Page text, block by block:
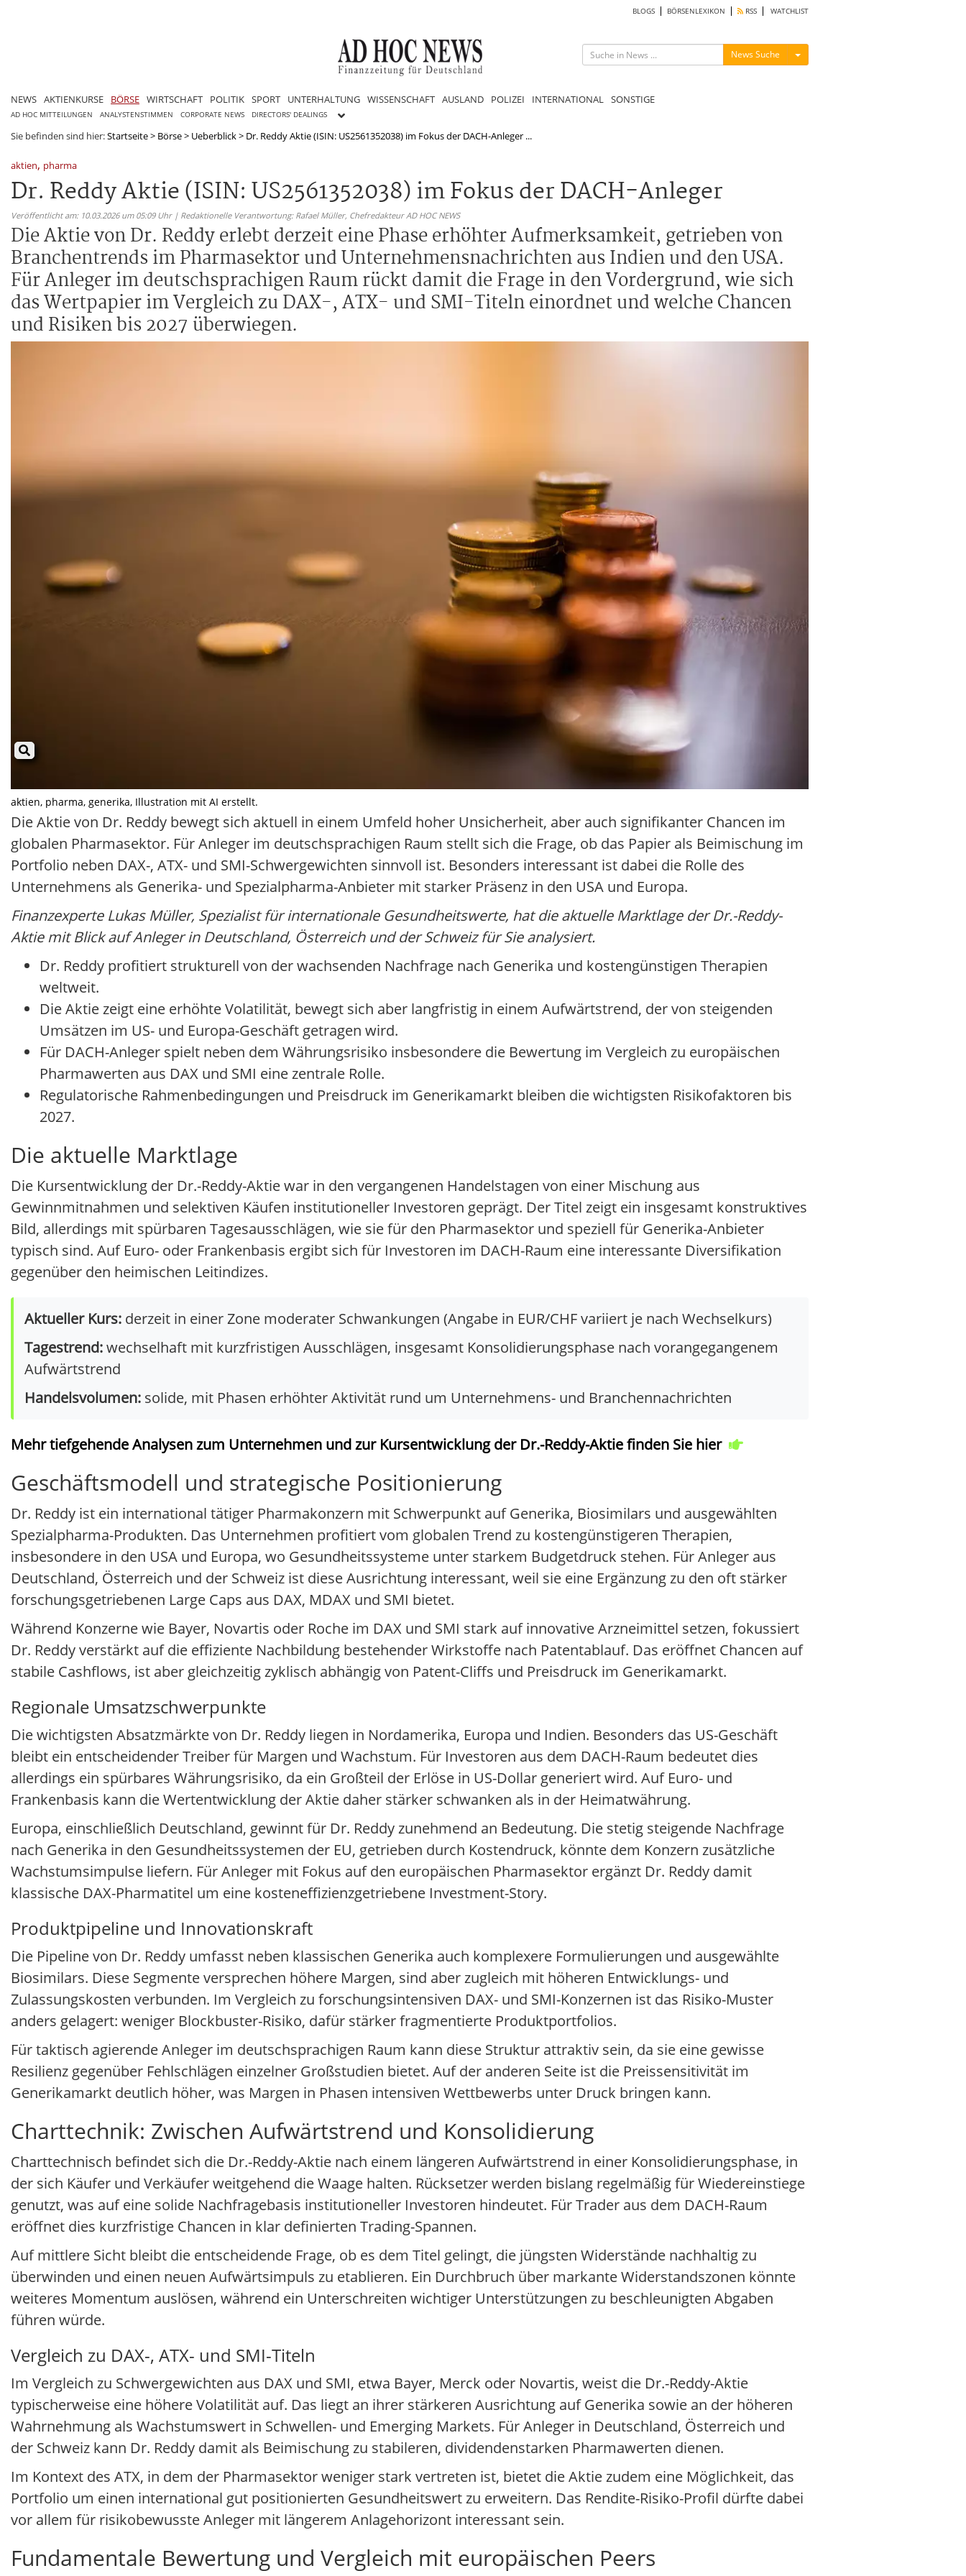
BLOGS BÖRSENLEXIKON RSS WATCHLIST
News Suche Menü ein-/ausblenden
NEWS AKTIENKURSE BÖRSE WIRTSCHAFT POLITIK SPORT UNTERHALTUNG WISSENSCHAFT AUSLAND POLIZEI INTERNATIONAL SONSTIGE
AD HOC MITTEILUNGEN ANALYSTENSTIMMEN CORPORATE NEWS DIRECTORS' DEALINGS
Sie befinden sind hier:Startseite> Börse> Ueberblick> Dr. Reddy Aktie (ISIN: US2561352038) im Fokus der DACH-Anleger ...
aktien, pharma
Dr. Reddy Aktie (ISIN: US2561352038) im Fokus der DACH-Anleger
Veröffentlicht am: 10.03.2026 um 05:09 Uhr | Redaktionelle Verantwortung: Rafael Müller, Chefredakteur AD HOC NEWS
Die Aktie von Dr. Reddy erlebt derzeit eine Phase erhöhter Aufmerksamkeit, getrieben von
Branchentrends im Pharmasektor und Unternehmensnachrichten aus Indien und den USA.
Für Anleger im deutschsprachigen Raum rückt damit die Frage in den Vordergrund, wie sich
das Wertpapier im Vergleich zu DAX-, ATX- und SMI-Titeln einordnet und welche Chancen
und Risiken bis 2027 überwiegen.
aktien, pharma, generika, Illustration mit AI erstellt.
Die Aktie von Dr. Reddy bewegt sich aktuell in einem Umfeld hoher Unsicherheit, aber auch signifikanter Chancen im
globalen Pharmasektor. Für Anleger im deutschsprachigen Raum stellt sich die Frage, ob das Papier als Beimischung im
Portfolio neben DAX-, ATX- und SMI-Schwergewichten sinnvoll ist. Besonders interessant ist dabei die Rolle des
Unternehmens als Generika- und Spezialpharma-Anbieter mit starker Präsenz in den USA und Europa.
Finanzexperte Lukas Müller, Spezialist für internationale Gesundheitswerte, hat die aktuelle Marktlage der Dr.-Reddy-
Aktie mit Blick auf Anleger in Deutschland, Österreich und der Schweiz für Sie analysiert.
Dr. Reddy profitiert strukturell von der wachsenden Nachfrage nach Generika und kostengünstigen Therapien
weltweit.
Die Aktie zeigt eine erhöhte Volatilität, bewegt sich aber langfristig in einem Aufwärtstrend, der von steigenden
Umsätzen im US- und Europa-Geschäft getragen wird.
Für DACH-Anleger spielt neben dem Währungsrisiko insbesondere die Bewertung im Vergleich zu europäischen
Pharmawerten aus DAX und SMI eine zentrale Rolle.
Regulatorische Rahmenbedingungen und Preisdruck im Generikamarkt bleiben die wichtigsten Risikofaktoren bis
2027.
Die aktuelle Marktlage
Die Kursentwicklung der Dr.-Reddy-Aktie war in den vergangenen Handelstagen von einer Mischung aus
Gewinnmitnahmen und selektiven Käufen institutioneller Investoren geprägt. Der Titel zeigt ein insgesamt konstruktives
Bild, allerdings mit spürbaren Tagesausschlägen, wie sie für den Pharmasektor und speziell für Generika-Anbieter
typisch sind. Auf Euro- oder Frankenbasis ergibt sich für Investoren im DACH-Raum eine interessante Diversifikation
gegenüber den heimischen Leitindizes.
Aktueller Kurs: derzeit in einer Zone moderater Schwankungen (Angabe in EUR/CHF variiert je nach Wechselkurs)
Tagestrend:wechselhaft mit kurzfristigen Ausschlägen, insgesamt Konsolidierungsphase nach vorangegangenem
Aufwärtstrend
Handelsvolumen: solide, mit Phasen erhöhter Aktivität rund um Unternehmens- und Branchennachrichten
Mehr tiefgehende Analysen zum Unternehmen und zur Kursentwicklung der Dr.-Reddy-Aktie finden Sie hier
Geschäftsmodell und strategische Positionierung
Dr. Reddy ist ein international tätiger Pharmakonzern mit Schwerpunkt auf Generika, Biosimilars und ausgewählten
Spezialpharma-Produkten. Das Unternehmen profitiert vom globalen Trend zu kostengünstigeren Therapien,
insbesondere in den USA und Europa, wo Gesundheitssysteme unter starkem Budgetdruck stehen. Für Anleger aus
Deutschland, Österreich und der Schweiz ist diese Ausrichtung interessant, weil sie eine Ergänzung zu den oft stärker
forschungsgetriebenen Large Caps aus DAX, MDAX und SMI bietet.
Während Konzerne wie Bayer, Novartis oder Roche im DAX und SMI stark auf innovative Arzneimittel setzen, fokussiert
Dr. Reddy verstärkt auf die effiziente Nachbildung bestehender Wirkstoffe nach Patentablauf. Das eröffnet Chancen auf
stabile Cashflows, ist aber gleichzeitig zyklisch abhängig von Patent-Cliffs und Preisdruck im Generikamarkt.
Regionale Umsatzschwerpunkte
Die wichtigsten Absatzmärkte von Dr. Reddy liegen in Nordamerika, Europa und Indien. Besonders das US-Geschäft
bleibt ein entscheidender Treiber für Margen und Wachstum. Für Investoren aus dem DACH-Raum bedeutet dies
allerdings ein spürbares Währungsrisiko, da ein Großteil der Erlöse in US-Dollar generiert wird. Auf Euro- und
Frankenbasis kann die Wertentwicklung der Aktie daher stärker schwanken als in der Heimatwährung.
Europa, einschließlich Deutschland, gewinnt für Dr. Reddy zunehmend an Bedeutung. Die stetig steigende Nachfrage
nach Generika in den Gesundheitssystemen der EU, getrieben durch Kostendruck, könnte dem Konzern zusätzliche
Wachstumsimpulse liefern. Für Anleger mit Fokus auf den europäischen Pharmasektor ergänzt Dr. Reddy damit
klassische DAX-Pharmatitel um eine kosteneffizienzgetriebene Investment-Story.
Produktpipeline und Innovationskraft
Die Pipeline von Dr. Reddy umfasst neben klassischen Generika auch komplexere Formulierungen und ausgewählte
Biosimilars. Diese Segmente versprechen höhere Margen, sind aber zugleich mit höheren Entwicklungs- und
Zulassungskosten verbunden. Im Vergleich zu forschungsintensiven DAX- und SMI-Konzernen ist das Risiko-Muster
anders gelagert: weniger Blockbuster-Risiko, dafür stärker fragmentierte Produktportfolios.
Für taktisch agierende Anleger im deutschsprachigen Raum kann diese Struktur attraktiv sein, da sie eine gewisse
Resilienz gegenüber Fehlschlägen einzelner Großstudien bietet. Auf der anderen Seite ist die Preissensitivität im
Generikamarkt deutlich höher, was Margen in Phasen intensiven Wettbewerbs unter Druck bringen kann.
Charttechnik: Zwischen Aufwärtstrend und Konsolidierung
Charttechnisch befindet sich die Dr.-Reddy-Aktie nach einem längeren Aufwärtstrend in einer Konsolidierungsphase, in
der sich Käufer und Verkäufer weitgehend die Waage halten. Rücksetzer werden bislang regelmäßig für Wiedereinstiege
genutzt, was auf eine solide Nachfragebasis institutioneller Investoren hindeutet. Für Trader aus dem DACH-Raum
eröffnet dies kurzfristige Chancen in klar definierten Trading-Spannen.
Auf mittlere Sicht bleibt die entscheidende Frage, ob es dem Titel gelingt, die jüngsten Widerstände nachhaltig zu
überwinden und einen neuen Aufwärtsimpuls zu etablieren. Ein Durchbruch über markante Widerstandszonen könnte
weiteres Momentum auslösen, während ein Unterschreiten wichtiger Unterstützungen zu beschleunigten Abgaben
führen würde.
Vergleich zu DAX-, ATX- und SMI-Titeln
Im Vergleich zu Schwergewichten aus DAX und SMI, etwa Bayer, Merck oder Novartis, weist die Dr.-Reddy-Aktie
typischerweise eine höhere Volatilität auf. Das liegt an ihrer stärkeren Ausrichtung auf Generika sowie an der höheren
Wahrnehmung als Wachstumswert in Schwellen- und Emerging Markets. Für Anleger in Deutschland, Österreich und
der Schweiz kann Dr. Reddy damit als Beimischung zu stabileren, dividendenstarken Pharmawerten dienen.
Im Kontext des ATX, in dem der Pharmasektor weniger stark vertreten ist, bietet die Aktie zudem eine Möglichkeit, das
Portfolio um einen international gut positionierten Gesundheitswert zu erweitern. Das Rendite-Risiko-Profil dürfte dabei
vor allem für risikobewusste Anleger mit längerem Anlagehorizont interessant sein.
Fundamentale Bewertung und Vergleich mit europäischen Peers